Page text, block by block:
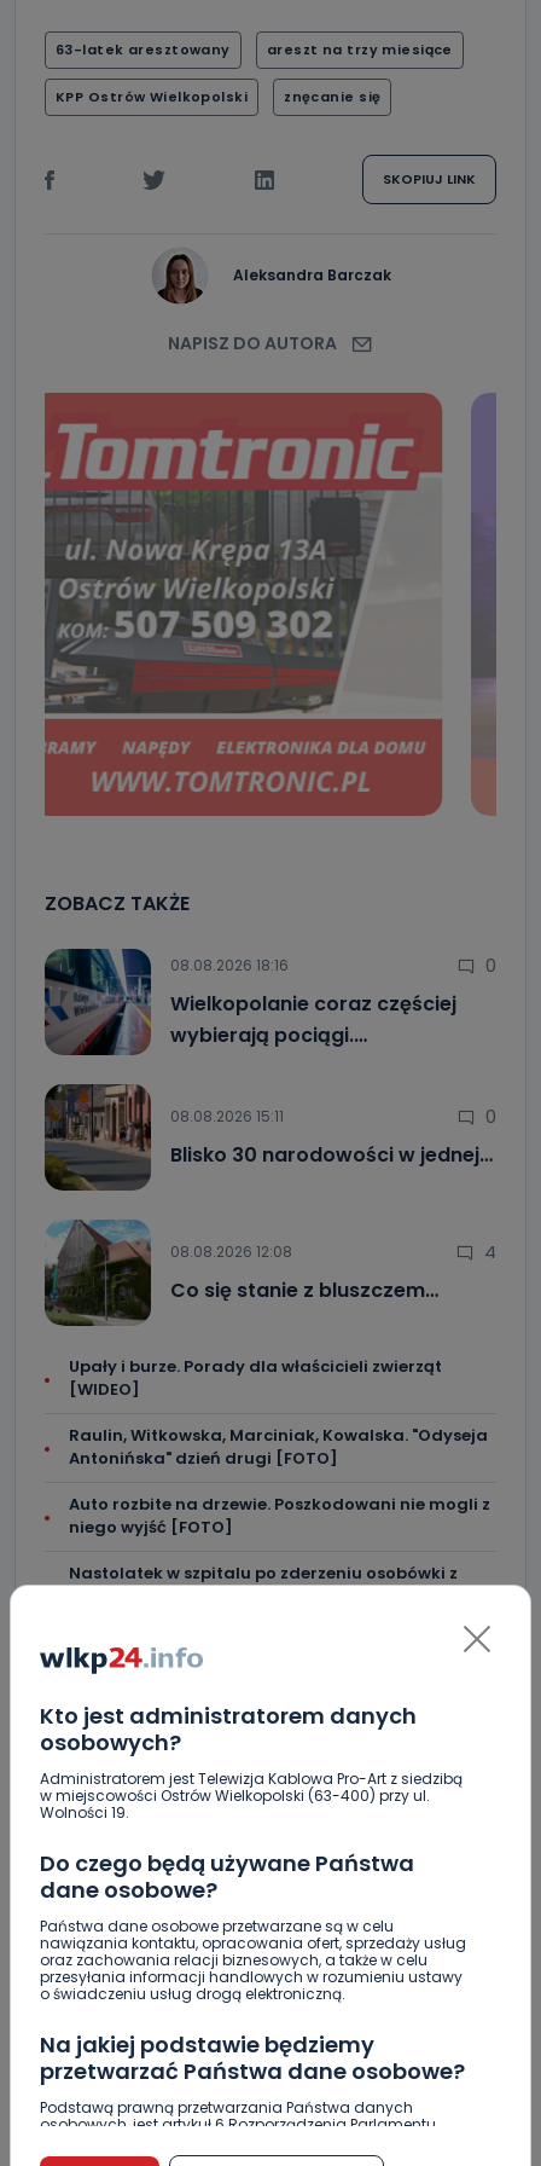
Kto jest administratorem danych
osobowych?
Administratorem jest Telewizja Kablowa Pro-Art z siedzibą
w miejscowości Ostrów Wielkopolski (63-400) przy ul.
Wolności 19.
Do czego będą używane Państwa
dane osobowe?
Państwa dane osobowe przetwarzane są w celu
nawiązania kontaktu, opracowania ofert, sprzedaży usług
oraz zachowania relacji biznesowych, a także w celu
przesyłania informacji handlowych w rozumieniu ustawy
o świadczeniu usług drogą elektroniczną.
Na jakiej podstawie będziemy
przetwarzać Państwa dane osobowe?
Podstawą prawną przetwarzania Państwa danych
osobowych, jest artykuł 6 Rozporządzenia Parlamentu
r. w sprawie ochrony osób fizycznych w związku z
63-latek aresztowany areszt na trzy miesiące
KPP Ostrów Wielkopolski znęcanie się
SKOPIUJ LINK
Aleksandra Barczak
NAPISZ DO AUTORA
ZOBACZ TAKŻE
08.08.2026 18:16 0
Wielkopolanie coraz częściej
wybierają pociągi.…
08.08.2026 15:11 0
Blisko 30 narodowości w jednej…
08.08.2026 12:08 4
Co się stanie z bluszczem…
Upały i burze. Porady dla właścicieli zwierząt
[WIDEO]
Raulin, Witkowska, Marciniak, Kowalska. "Odyseja
Antonińska" dzień drugi [FOTO]
Auto rozbite na drzewie. Poszkodowani nie mogli z
niego wyjść [FOTO]
Nastolatek w szpitalu po zderzeniu osobówki z
Uważaj na oszustwo! Przychodzą maile z
fałszywego e-Urzędu Skarbowego
Jak wybrać prostownicę do włosów puszących się i
elektryzujących?
Jakość wody wróciła (prawie) do normy. Jest
komunikat sanepidu
Zatrzymany w Sośniach. Za połamane tablice
Nowe ustalenia w sprawie OZC. Kto spełnił warunki
przetargu, a kto próbował wrócić do gry?
Czy aquapark w Ostrowie powinien powstać?
Rozpoczęły się konsultacje
Skomentuj ten wpis jako pierwszy!